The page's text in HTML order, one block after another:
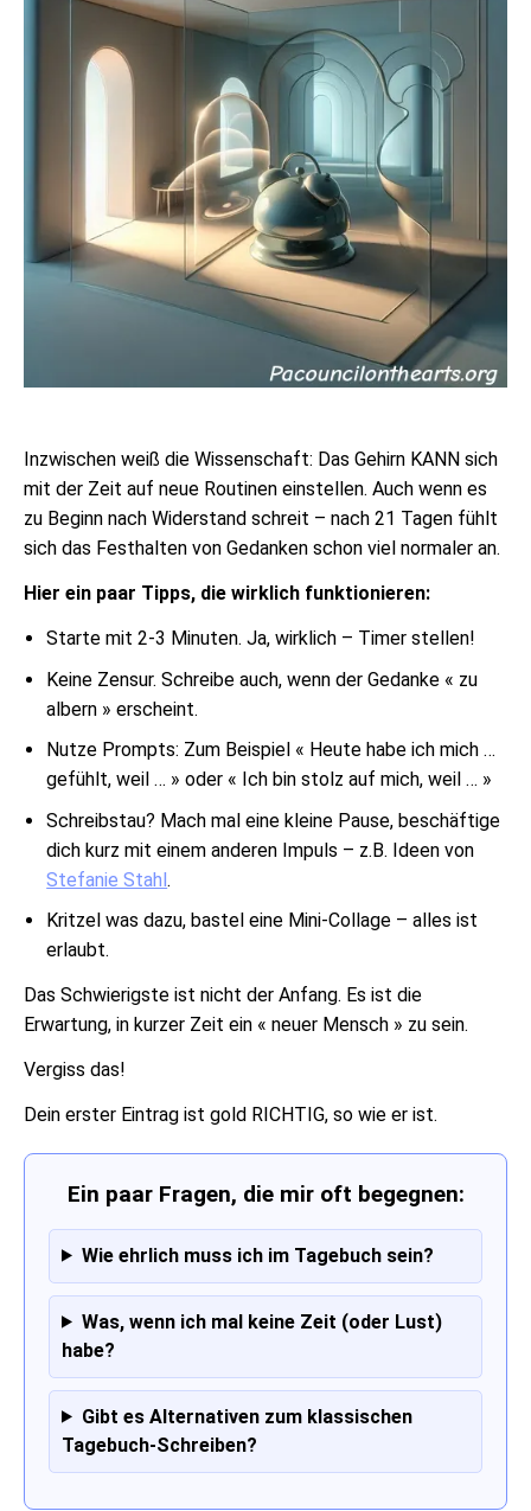
Inzwischen weiß die Wissenschaft: Das Gehirn KANN sich
mit der Zeit auf neue Routinen einstellen. Auch wenn es
zu Beginn nach Widerstand schreit – nach 21 Tagen fühlt
sich das Festhalten von Gedanken schon viel normaler an.
Hier ein paar Tipps, die wirklich funktionieren:
Starte mit 2-3 Minuten. Ja, wirklich – Timer stellen!
Keine Zensur. Schreibe auch, wenn der Gedanke « zu
albern » erscheint.
Nutze Prompts: Zum Beispiel « Heute habe ich mich …
gefühlt, weil … » oder « Ich bin stolz auf mich, weil … »
Schreibstau? Mach mal eine kleine Pause, beschäftige
dich kurz mit einem anderen Impuls – z.B. Ideen von
Stefanie Stahl.
Kritzel was dazu, bastel eine Mini-Collage – alles ist
erlaubt.
Das Schwierigste ist nicht der Anfang. Es ist die
Erwartung, in kurzer Zeit ein « neuer Mensch » zu sein.
Vergiss das!
Dein erster Eintrag ist gold RICHTIG, so wie er ist.
Ein paar Fragen, die mir oft begegnen:
Wie ehrlich muss ich im Tagebuch sein?
Was, wenn ich mal keine Zeit (oder Lust)
habe?
Gibt es Alternativen zum klassischen
Tagebuch-Schreiben?